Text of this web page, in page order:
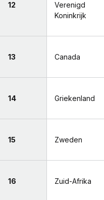
12
Verenigd
Koninkrijk
13 Canada
14 Griekenland
15 Zweden
16 Zuid-Afrika